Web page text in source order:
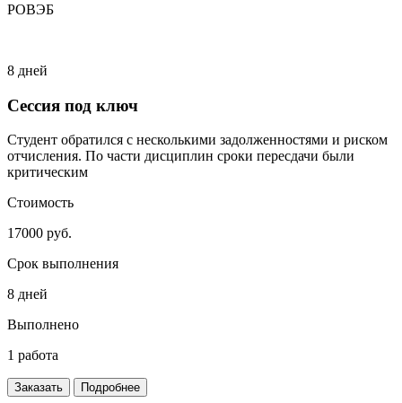
РОВЭБ
8 дней
Сессия под ключ
Студент обратился с несколькими задолженностями и риском
отчисления. По части дисциплин сроки пересдачи были
критическим
Стоимость
17000 руб.
Срок выполнения
8 дней
Выполнено
1 работа
Заказать Подробнее